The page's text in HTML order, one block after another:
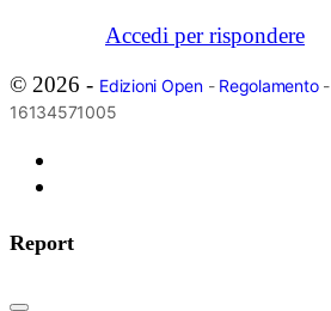
Accedi per rispondere
© 2026 - Edizioni Open- Regolamento-
16134571005
Report